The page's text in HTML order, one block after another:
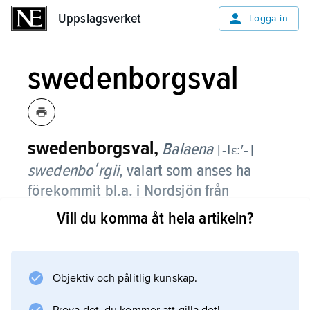
Uppslagsverket Logga in
swedenborgsval
swedenborgsval, Balaena [-lɛ:ʹ-]
swe­den­boʹrgii,valart som anses ha
förekommit bl.a. i Nordsjön från
inlandsisens avsmältning och fram till
Ett tiotal benfynd av arten finns från
Västsverige. Eftersom det är svårt att
Vill du komma åt hela artikeln?
Objektiv och pålitlig kunskap.